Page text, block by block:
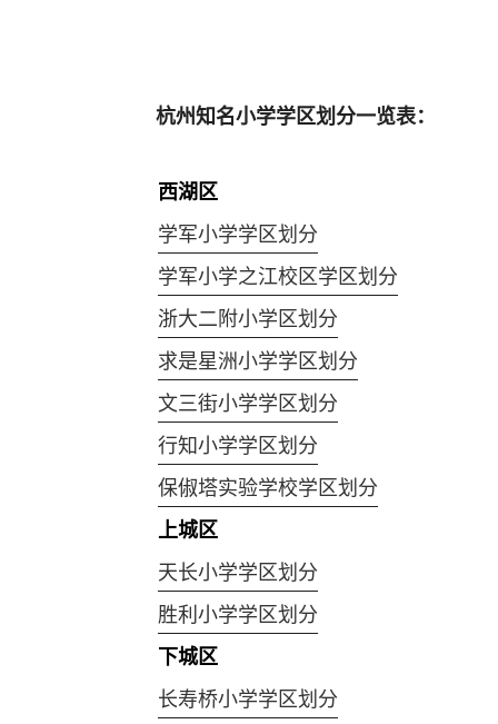
杭州知名小学学区划分一览表：
西湖区
学军小学学区划分
学军小学之江校区学区划分
浙大二附小学区划分
求是星洲小学学区划分
文三街小学学区划分
行知小学学区划分
保俶塔实验学校学区划分
上城区
天长小学学区划分
胜利小学学区划分
下城区
长寿桥小学学区划分